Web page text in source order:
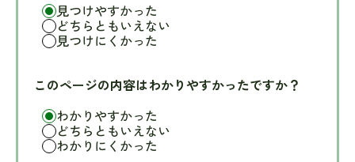
見つけやすかった
どちらともいえない
見つけにくかった
このページの内容はわかりやすかったですか？
わかりやすかった
どちらともいえない
わかりにくかった